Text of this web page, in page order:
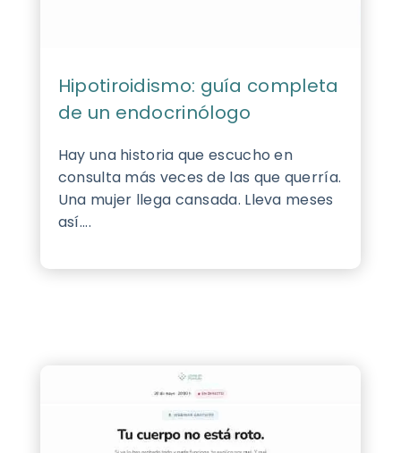
Hipotiroidismo: guía completa
de un endocrinólogo
Hay una historia que escucho en
consulta más veces de las que querría.
Una mujer llega cansada. Lleva meses
así....